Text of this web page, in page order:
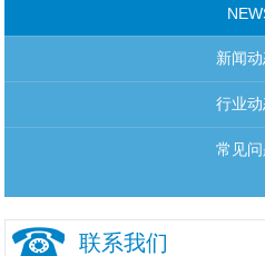
新闻
行业动
常见问
联系我们